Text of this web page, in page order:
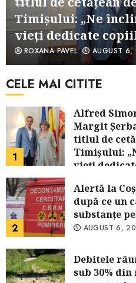
Timişului: „Ne
vieți dedicate
ROXANA PAVEL AUGUST
CELE MAI CITITE
6 AUGUST 6,
7
Muzica
copii!
Spitalul
Timişoara
1
Alfred
Margit
titlul de
Timişului:
vieți
2
Alertă la
după ce un
substanţe
AUGUST 6,
Debitele
sub 30%